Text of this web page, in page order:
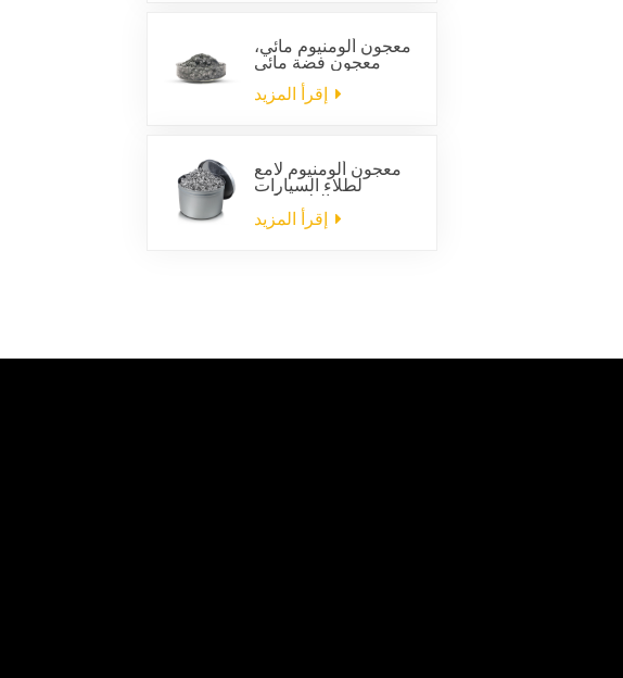
معجون ألومنيوم مائي،
معجون فضة مائي
معجون ألومنيوم لامع
لطلاء السيارات
البلاستيكية